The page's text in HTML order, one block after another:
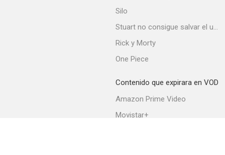
Silo
Stuart no consigue salvar el universo
Rick y Morty
One Piece
Contenido que expirara en VOD
Amazon Prime Video
Movistar+